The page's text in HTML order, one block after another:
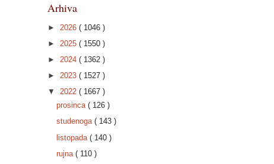
Arhiva
► 2026 ( 1046 )
► 2025 ( 1550 )
► 2024 ( 1362 )
► 2023 ( 1527 )
▼ 2022 ( 1667 )
prosinca ( 126 )
studenoga ( 143 )
listopada ( 140 )
rujna ( 110 )